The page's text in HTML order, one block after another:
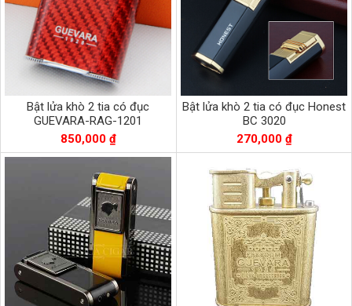
Bật lửa khò 2 tia có đục
GUEVARA-RAG-1201
850,000 ₫
Bật lửa khò 2 tia có đục Honest
BC 3020
270,000 ₫